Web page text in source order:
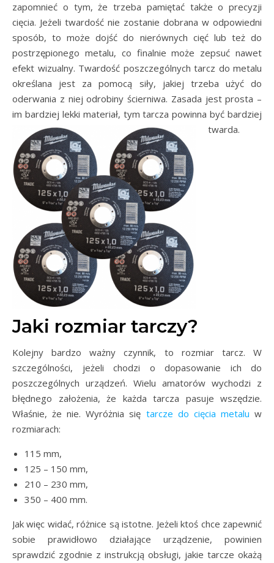
zapomnieć o tym, że trzeba pamiętać także o precyzji
cięcia. Jeżeli twardość nie zostanie dobrana w odpowiedni
sposób, to może dojść do nierównych cięć lub też do
postrzępionego metalu, co finalnie może zepsuć nawet
efekt wizualny. Twardość poszczególnych tarcz do metalu
określana jest za pomocą siły, jakiej trzeba użyć do
oderwania z niej odrobiny ścierniwa. Zasada jest prosta –
im bardziej lekki materiał, tym tarcza powinna być bardziej
twarda.
Jaki rozmiar tarczy?
Kolejny bardzo ważny czynnik, to rozmiar tarcz. W
szczególności, jeżeli chodzi o dopasowanie ich do
poszczególnych urządzeń. Wielu amatorów wychodzi z
błędnego założenia, że każda tarcza pasuje wszędzie.
Właśnie, że nie. Wyróżnia się tarcze do cięcia metalu w
rozmiarach:
115 mm,
125 – 150 mm,
210 – 230 mm,
350 – 400 mm.
Jak więc widać, różnice są istotne. Jeżeli ktoś chce zapewnić
sobie prawidłowo działające urządzenie, powinien
sprawdzić zgodnie z instrukcją obsługi, jakie tarcze okażą